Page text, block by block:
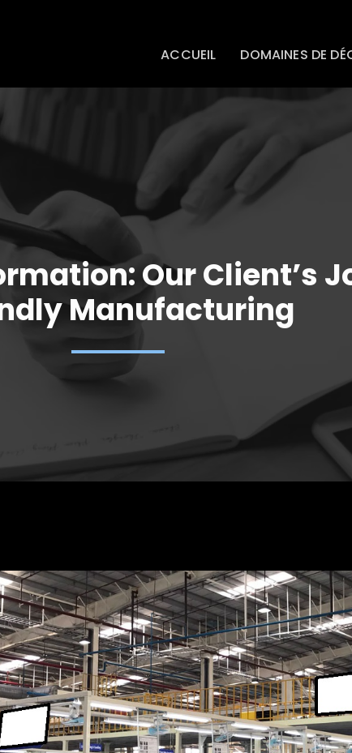
ACCUEIL DOMAINES DE
Our Client’s
Manufacturing